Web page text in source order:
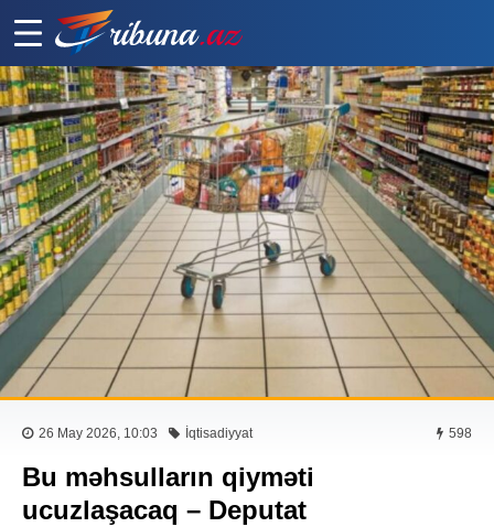
26 May 2026, 10:03 İqtisadiyyat 598
Bu məhsulların qiyməti
ucuzlaşacaq – Deputat